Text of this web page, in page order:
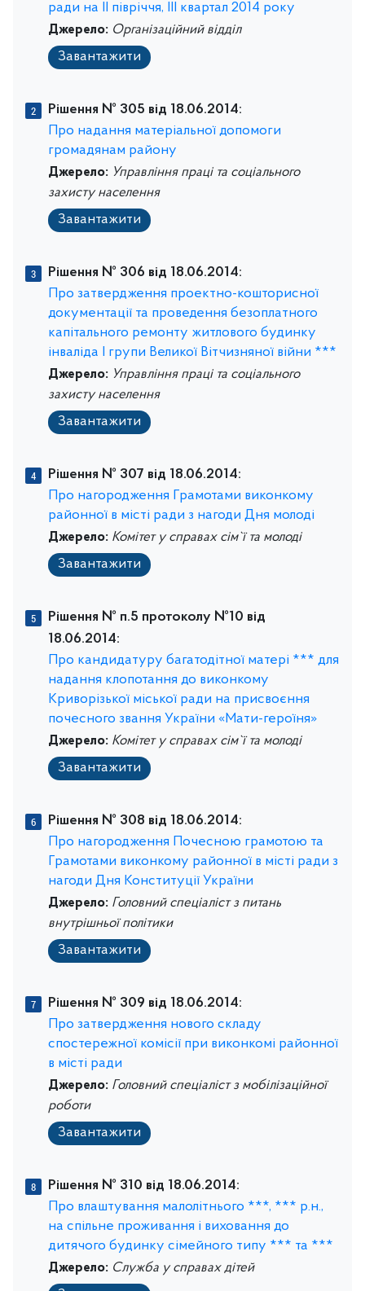
ради на II півріччя, ІІІ квартал 2014 року
Джерело: Організаційний відділ
Завантажити
Рішення № 305 від 18.06.2014:
Про надання матеріальної допомоги
громадянам району
Джерело: Управління праці та соціального
захисту населення
Завантажити
Рішення № 306 від 18.06.2014:
Про затвердження проектно-кошторисної
документації та проведення безоплатного
капітального ремонту житлового будинку
інваліда І групи Великої Вітчизняної війни ***
Джерело: Управління праці та соціального
захисту населення
Завантажити
Рішення № 307 від 18.06.2014:
Про нагородження Грамотами виконкому
районної в місті ради з нагоди Дня молоді
Джерело: Комітет у справах сім`ї та молоді
Завантажити
Рішення № п.5 протоколу №10 від
18.06.2014:
Про кандидатуру багатодітної матері *** для
надання клопотання до виконкому
Криворізької міської ради на присвоєння
почесного звання України «Мати-героїня»
Джерело: Комітет у справах сім`ї та молоді
Завантажити
Рішення № 308 від 18.06.2014:
Про нагородження Почесною грамотою та
Грамотами виконкому районної в місті ради з
нагоди Дня Конституції України
Джерело: Головний спеціаліст з питань
внутрішньої політики
Завантажити
Рішення № 309 від 18.06.2014:
Про затвердження нового складу
спостережної комісії при виконкомі районної
в місті ради
Джерело: Головний спеціаліст з мобілізаційної
роботи
Завантажити
Рішення № 310 від 18.06.2014:
Про влаштування малолітнього ***, *** р.н.,
на спільне проживання і виховання до
дитячого будинку сімейного типу *** та ***
Джерело: Служба у справах дітей